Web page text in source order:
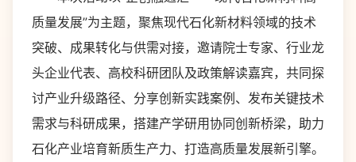
质量发展”为主题，聚焦现代石化新材料领域的技术
突破、成果转化与供需对接，邀请院士专家、行业龙
头企业代表、高校科研团队及政策解读嘉宾，共同探
讨产业升级路径、分享创新实践案例、发布关键技术
需求与科研成果，搭建产学研用协同创新桥梁，助力
石化产业培育新质生产力、打造高质量发展新引擎。